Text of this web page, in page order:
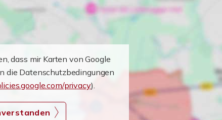
dass mir Karten von Google
die Datenschutzbedingungen
privacy).